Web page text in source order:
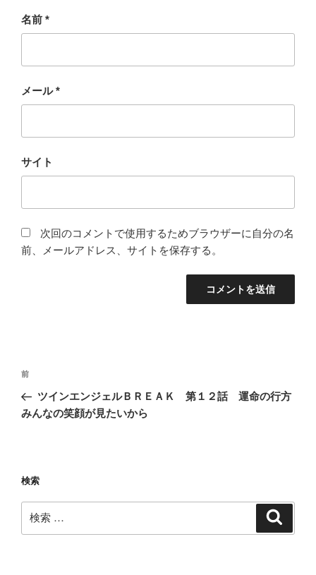
名前 *
メール*
サイト
次回のコメントで使用するためブラウザーに自分の名
前、メールアドレス、サイトを保存する。
投
ナ
シ
ョ
ン
過
去
の
前
ツインエンジェルＢＲＥＡＫ 第１２話 運命の行方
みんなの笑顔が見たいから
検索
索: